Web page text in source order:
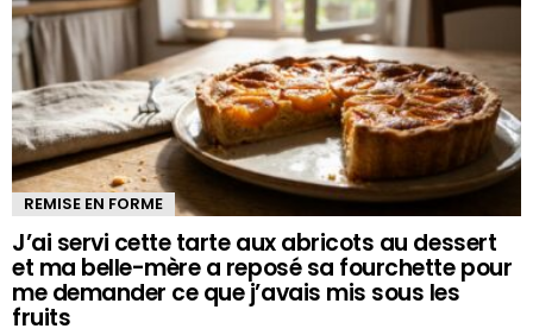
REMISE EN FORME
J’ai servi cette tarte aux abricots au dessert
et ma belle-mère a reposé sa fourchette pour
me demander ce que j’avais mis sous les
fruits